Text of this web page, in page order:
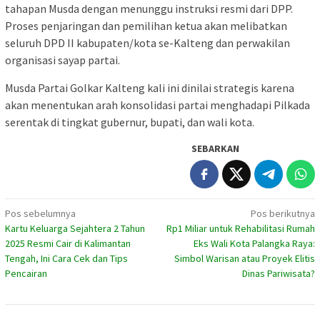
tahapan Musda dengan menunggu instruksi resmi dari DPP.
Proses penjaringan dan pemilihan ketua akan melibatkan
seluruh DPD II kabupaten/kota se-Kalteng dan perwakilan
organisasi sayap partai.
Musda Partai Golkar Kalteng kali ini dinilai strategis karena
akan menentukan arah konsolidasi partai menghadapi Pilkada
serentak di tingkat gubernur, bupati, dan wali kota.
SEBARKAN
Navigasi
pos
Pos sebelumnya
Kartu Keluarga Sejahtera 2 Tahun
2025 Resmi Cair di Kalimantan
Tengah, Ini Cara Cek dan Tips
Pencairan
Pos berikutnya
Rp1 Miliar untuk Rehabilitasi Rumah
Eks Wali Kota Palangka Raya:
Simbol Warisan atau Proyek Elitis
Dinas Pariwisata?